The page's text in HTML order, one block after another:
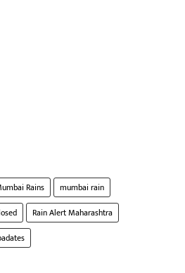
Rains
mumbai rain
Rain Alert Maharashtra